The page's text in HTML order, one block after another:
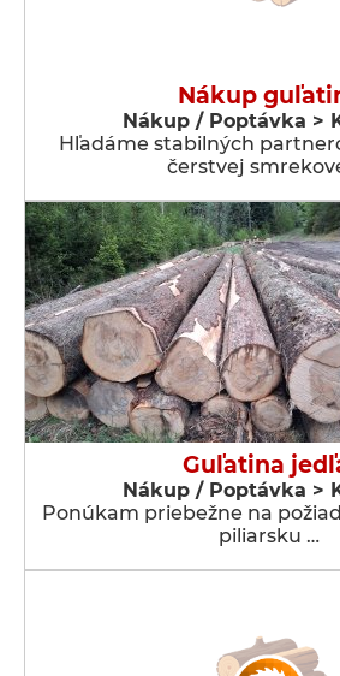
Nákup
Nákup / Poptávka >
Hľadáme stabilných
čerstvej
Guľatina
Nákup / Poptávka >
Ponúkam priebežne na
piliarsku …